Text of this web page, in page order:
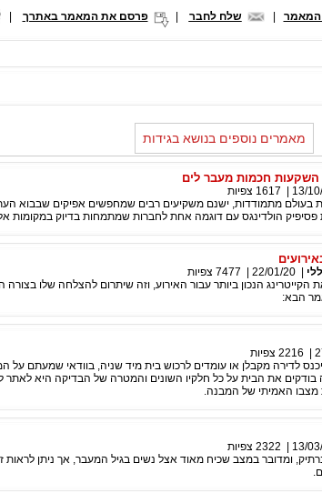
שלח לחבר פרסם את המאמר באתרך |
מאמרים נוספים בנושא בגידות
השקעות חכמות מעבר לים
13/
1617 צפיות
בעולם מתמודדות, ישנם משקיעים רבים שמחפשים אפיקים שבבוא העת
פסיפיק הולדינגס עם דוגמה אחת לחברות שמתמחות בדיוק במקומות
22/01/20
7477 צפיות
הקייטרינג הנכון ביותר עבור האירוע, וזה שיתרום להצלחה שלו בצורה
הבא:
2216 צפיות
לדירה מקבלן או עומדים לרכוש בית מיד שניה, בוודאי שמעתם על
בודקים את הבית על כל חלקיו השונים והמטרה של הבדיקה היא לאתר
האמיתי של המבנה.
13/
2322 צפיות
ומדובר במצב שכיח מאוד אצל נשים בגיל המעבר, אך ניתן לראות